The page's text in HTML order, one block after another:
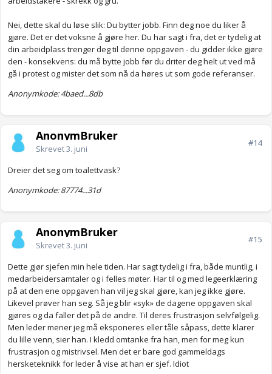
kvalifiser for, og som jeg også har fått meget gode
tilbakemeldinger på tidligere.
Anonymkode: a5d44...bb3
Nei, dette skal du løse slik: Du bytter jobb. Finn deg noe du liker å
gjøre. Det er det voksne å gjøre her. Du har sagt i fra, det er tydelig at
din arbeidplass trenger deg til denne oppgaven - du gidder ikke gjøre
den - konsekvens: du må bytte jobb før du driter deg helt ut ved må
gå i protest og mister det som nå da høres ut som gode referanser.
Anonymkode: 4baed...8db
AnonymBruker
Skrevet3. juni
#14
Dreier det seg om toalettvask?
Anonymkode: 87774...31d
AnonymBruker
Skrevet3. juni
#15
Dette gjør sjefen min hele tiden. Har sagt tydelig i fra, både muntlig, i
medarbeidersamtaler og i felles møter. Har til og med legeerklæring
på at den ene oppgaven han vil jeg skal gjøre, kan jeg ikke gjøre.
Likevel prøver han seg. Så jeg blir «syk» de dagene oppgaven skal
gjøres og da faller det på de andre. Til deres frustrasjon selvfølgelig.
Men leder mener jeg må eksponeres eller tåle såpass, dette klarer
du lille venn, sier han. I kledd omtanke fra han, men for meg kun
frustrasjon og mistrivsel. Men det er bare god gammeldags
hersketeknikk for leder å vise at han er sjef. Idiot